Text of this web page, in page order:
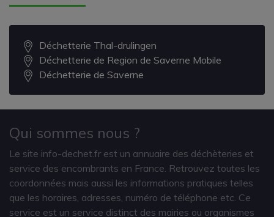
Déchetterie Thal-drulingen
Déchetterie de Region de Saverne Mobile
Déchetterie de Saverne
Qui sommes nous ?
Le site info-dechet.fr est un annuaire des déchèteries et
service des encombrants en France. Retrouvez toutes les
coordonnées mais aussi les informations pratiques telles
que les horaires, adresses, numéro de téléphone etc. Ce
service est un service distinct des mairies ou organismes